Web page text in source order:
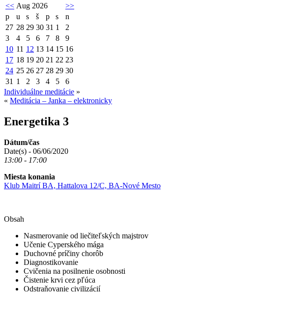
<< Aug 2026
>>
p
u s š p s
n
27 28 29 30 31 1
2
3
4 5 6 7 8
9
10 11 12 13 14 15 16
17 18 19 20 21 22 23
24 25 26 27 28 29 30
31 1 2 3 4 5
6
Individuálne meditácie »
« Meditácia – Janka – elektronicky
Energetika 3
Dátum/čas
Date(s) - 06/06/2020
13:00 - 17:00
Miesta konania
Klub Maitrí BA, Hattalova 12/C, BA-Nové Mesto
Obsah
Nasmerovanie od liečiteľských majstrov
Učenie Cyperského mága
Duchovné príčiny chorôb
Diagnostikovanie
Cvičenia na posilnenie osobnosti
Čistenie krvi cez pľúca
Odstraňovanie civilizácií